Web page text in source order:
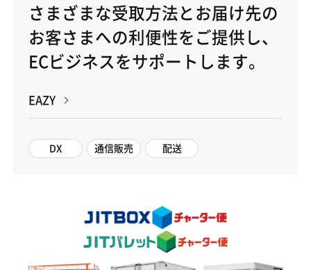
さまざまな受取方法とお届け先の
お客さまへの利便性をご提供し、
ECビジネスをサポートします。
EAZY
DX 通信販売 配送